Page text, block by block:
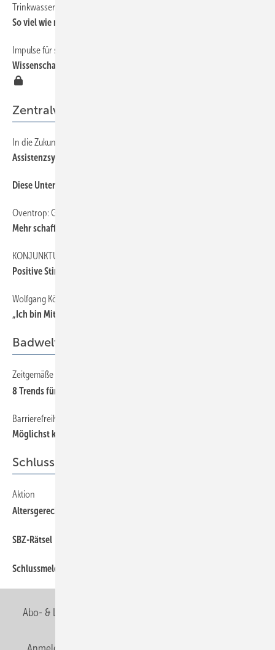
Trinkwassergüte in der Hausinstallation erhalten – SBZ-Serie, Teil 2
So viel wie nötig, so wenig wie möglich
Impulse für sicheren Betrieb von Trinkwasser-Installationen
Wissenschaftler liefern genaue Zahlen zum Legionellenwachstum
Zentralverband
In die Zukunft mit Datenbrille und Exoskelett
Assistenzsysteme mit Hand und Fuß
Diese Unternehmen stehen für Qualität im SHK-Handwerk:
Oventrop: Gemeinsam regeln wir das
Mehr scha ffen im Hand werk?
KONJUNKTUR SOMMER
Positive Stimmung und Skepsis
Wolfgang König
„Ich bin Mitglied der Berufsorganisation, weil …
Badwelt
Zeitgemäße Badgestaltung
8 Trends fürs Badezimmer
Barrierefreiheit in der Badgestaltung
Mögli chst komfortabel auf 5 m²
Schlussseiten
Aktion
Altersgerechtes Wohnen
SBZ-Rätsel
Schlussmeldung
Abo- & Leserservice